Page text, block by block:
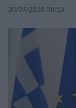
30/07/2026 08:53